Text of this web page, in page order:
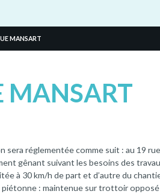
MANSART
MANSART
sera réglementée comme suit : au 19
gênant suivant les besoins des
à 30 km/h de part et d’autre du
: maintenue sur trottoir opposé